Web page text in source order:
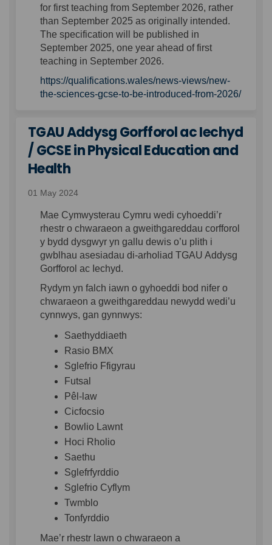
for first teaching from September 2026, rather
than September 2025 as originally intended.
The specification will be published in
September 2025, one year ahead of first
teaching in September 2026.
https://qualifications.wales/news-views/new-
the-sciences-gcse-to-be-introduced-from-2026/
TGAU Addysg Gorfforol ac Iechyd
/ GCSE in Physical Education and
Health
01 May 2024
Mae Cymwysterau Cymru wedi cyhoeddi’r
rhestr o chwaraeon a gweithgareddau corfforol
y bydd dysgwyr yn gallu dewis o’u plith i
gwblhau asesiadau di-arholiad TGAU Addysg
Gorfforol ac Iechyd.
Rydym yn falch iawn o gyhoeddi bod nifer o
chwaraeon a gweithgareddau newydd wedi’u
cynnwys, gan gynnwys:
Saethyddiaeth
Rasio BMX
Sglefrio Ffigyrau
Futsal
Pêl-law
Cicfocsio
Bowlio Lawnt
Hoci Rholio
Saethu
Sglefrfyrddio
Sglefrio Cyflym
Twmblo
Tonfyrddio
Mae’r rhestr lawn o chwaraeon a